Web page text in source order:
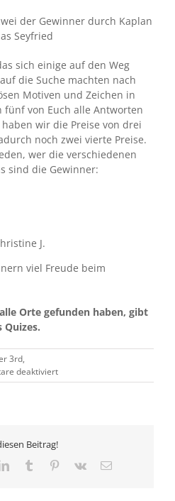
der Gewinner durch Kaplan
Seyfried
sich einige auf den Weg
die Suche machten nach
Motiven und Zeichen in
fünf von Euch alle Antworten
wir die Preise von drei
noch zwei vierte Preise.
wer die verschiedenen
sind die Gewinner:
J.
viel Freude beim
Orte gefunden haben, gibt
Quizes.
3rd,
deaktiviertfür
Pfersee-
Gewinner
Beitrag!
LinkedInTumblr Pinterest
Vk
E-